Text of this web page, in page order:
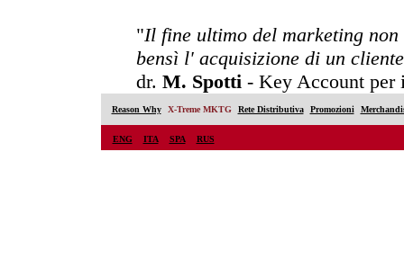
"Il fine ultimo del marketing
bensì l' acquisizione di un cliente
dr. M. Spotti - Key Account
Reason Why X-Treme MKTG Rete Distributiva Promozioni
ENG ITA SPA RUS